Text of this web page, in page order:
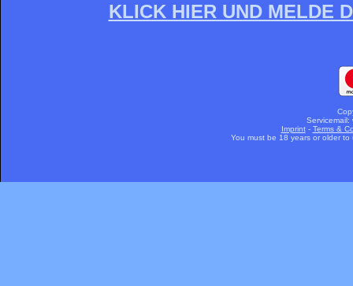
KLICK HIER UND MELDE
Servicemail:
Imprint- Terms &
You must be 18 years or older